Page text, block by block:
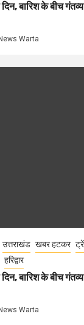
बारिश के बीच
News Warta
उत्तराखंड खबर हटकर
हरिद्वार
बारिश के बीच
News Warta